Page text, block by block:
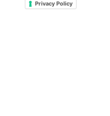
Privacy Policy